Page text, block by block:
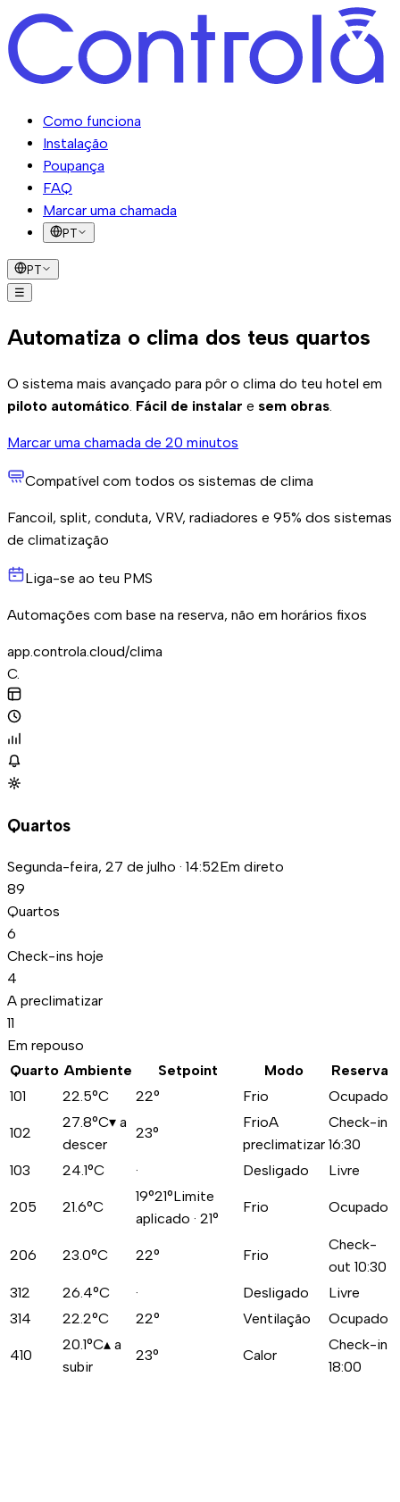
Como funciona
Instalação
Poupança
FAQ
Marcar uma chamada
PT
PT
☰
chamada
Automatiza o clima dos teus quartos
O sistema mais avançado para pôr o clima do teu hotel em
piloto automático Fácil de instalar e sem obras
Marcar uma chamada de 20 minutos
Compatível com todos os sistemas de clima
Fancoil, split, conduta, VRV, radiadores e 95% dos sistemas
de climatização
Liga-se ao teu PMS
Automações com base na reserva, não em horários fixos
app.controla.cloud/clima
C.
Quartos
Segunda-feira, 27 de julho · 14:52Em direto
89
Quartos
6
Check-ins hoje
4
A preclimatizar
11
Em repouso
Quarto Ambiente Setpoint Modo
Reserva
101
22.5°C 22° Frio Ocupado
102
27.8°C▾ a
descer
23°
FrioA
preclimatizar
Check-in
16:30
103
24.1°C · Desligado Livre
205 21.6°C
19°21°Limite
aplicado · 21°
Frio Ocupado
206 23.0°C 22° Frio
Check-
out 10:30
312
26.4°C · Desligado
Livre
314
22.2°C 22° Ventilação Ocupado
410
20.1°C▴ a
subir
23° Calor
Check-in
18:00